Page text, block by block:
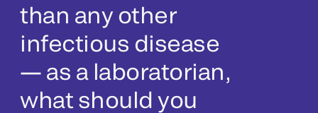
than any other
infectious disease
— as a laboratorian,
what should you